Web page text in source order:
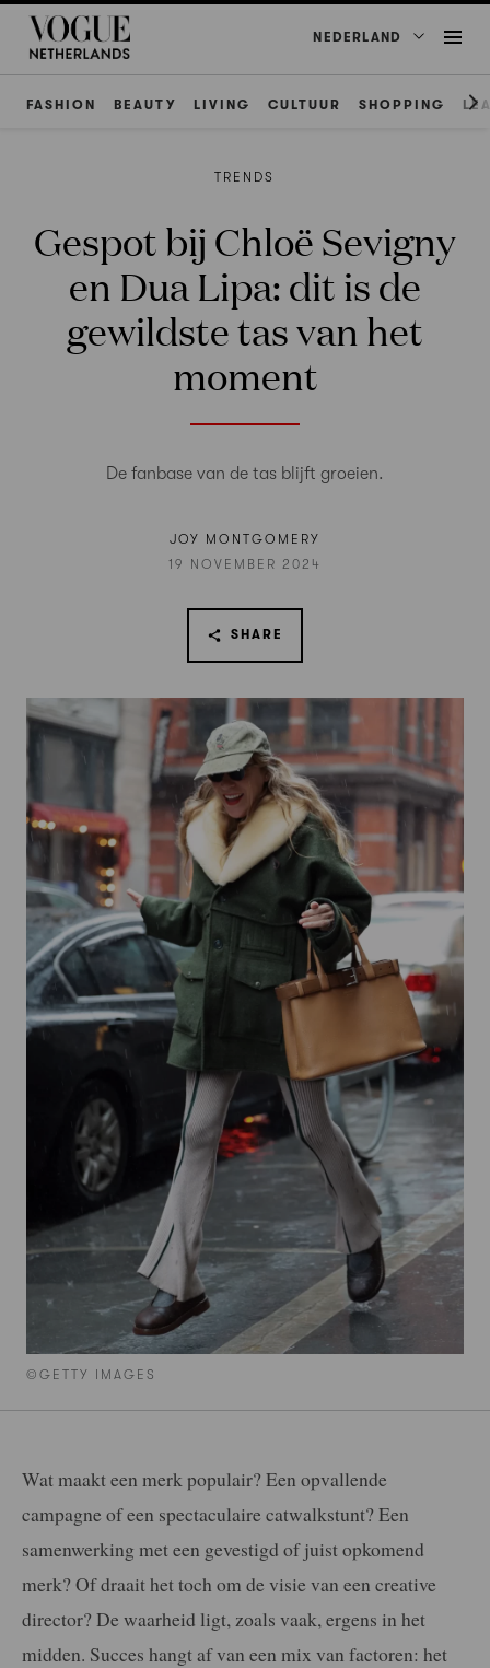
NEDERLAND
FASHION BEAUTY LIVING CULTUUR SHOPPING
©GETTY IMAGES
TRENDS
Gespot bij Chloë Sevigny
en Dua Lipa: dit is de
gewildste tas van het
moment
De fanbase van de tas blijft groeien.
JOY MONTGOMERY
19 NOVEMBER 2024
SHARE
Wat maakt een merk populair? Een opvallende
campagne of een spectaculaire catwalkstunt? Een
samenwerking met een gevestigd of juist opkomend
merk? Of draait het toch om de visie van een creative
director? De waarheid ligt, zoals vaak, ergens in het
midden. Succes hangt af van een mix van factoren: het